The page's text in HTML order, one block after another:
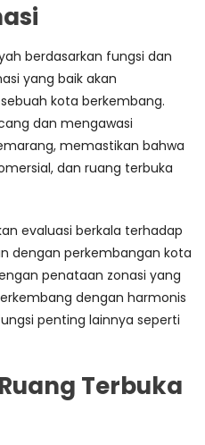
berdasarkan fungsi dan
yang baik akan
kota berkembang.
dan mengawasi
memastikan bahwa
dan ruang terbuka
evaluasi berkala terhadap
dengan perkembangan kota
penataan zonasi yang
dengan harmonis
penting lainnya seperti
Terbuka